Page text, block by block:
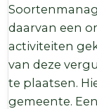
daarvan een
activiteiten
van deze
te plaatsen.
gemeente.